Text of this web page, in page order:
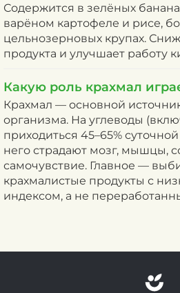
Содержится в зелёных
варёном картофеле и рисе,
цельнозерновых крупах.
продукта и улучшает работу
Какую роль крахмал
Крахмал — основной
организма. На углеводы
приходиться 45–65%
него страдают мозг, мышцы,
самочувствие. Главное —
крахмалистые продукты с
индексом, а не